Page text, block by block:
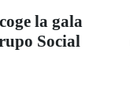
la gala
Social